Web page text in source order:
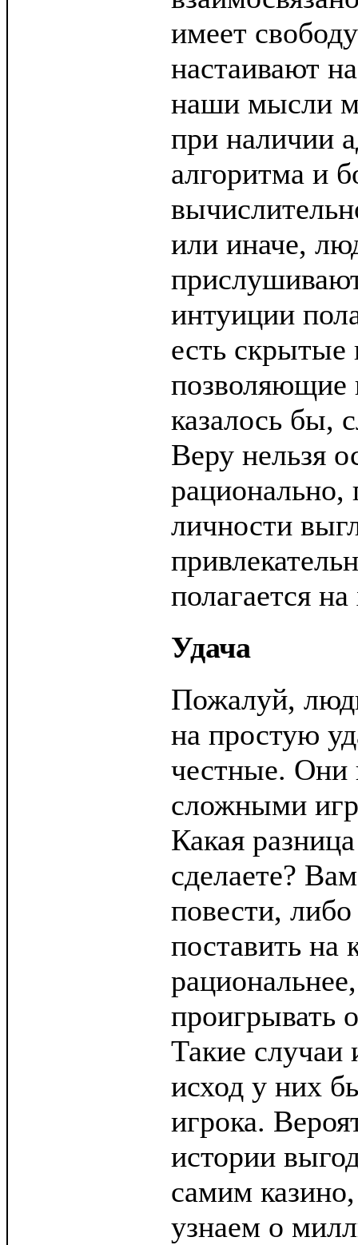
имеет
настаивают
наши мысли
при наличии
алгоритма и
или иначе,
интуиции
есть
позволяющие
казалось бы,
Веру нельзя
рационально,
личности
полагается
Удача
Пожалуй,
на простую
честные. Они
сложными
Какая
сделаете?
повести,
поставить
проигрывать
Такие случаи
исход у них
игрока.
истории
самим
узнаем о